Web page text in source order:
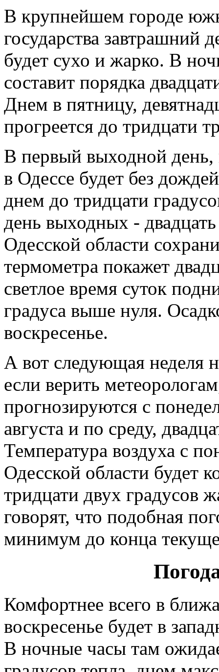
В крупнейшем городе
государства завтрашний
будет сухо и жарко. В
составит порядка
Днем в пятницу,
прогреется до тридцати
В первый выходной день,
в Одессе будет без
днем до тридцати
день выходных -
Одесской области
термометра покажет
светлое время суток
градуса выше нуля.
воскресенье.
А вот следующая неделя
если верить
прогнозируются с
августа и по среду,
Температура воздуха с
Одесской области будет
тридцати двух градусов
говорят, что подобная
минимум до конца
Комфортнее всего в
воскресенье будет в
В ночные часы там